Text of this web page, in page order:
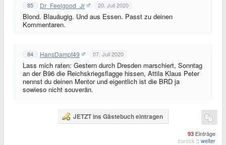
85 Dr_Feelgood_Jr 20. Juli 2020
Blond. Blauäugig. Und aus Essen. Passt zu deinen
Kommentaren.
84 HansDampf49 07. Juli 2020
Lass mich raten: Gestern durch Dresden marschiert, Sonntag
an der B96 die Reichskriegsflagge hissen, Attila Klaus Peter
nennst du deinen Mentor und eigentlich ist die BRD ja
sowieso nicht souverän.
JETZT ins Gästebuch eintragen
93 Einträge
zurück :: weiter